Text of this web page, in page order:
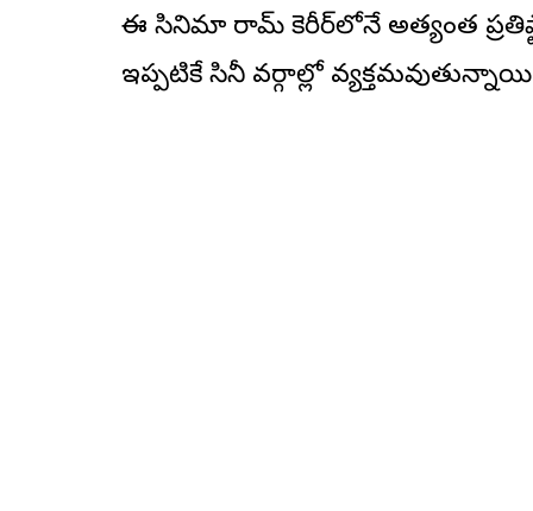
ఈ సినిమా రామ్ కెరీర్‌లోనే అత్యంత
ఇప్పటికే సినీ వర్గాల్లో